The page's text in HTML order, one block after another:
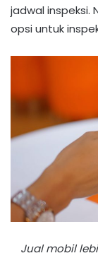
jadwal inspeksi.
opsi untuk
Jual mobil